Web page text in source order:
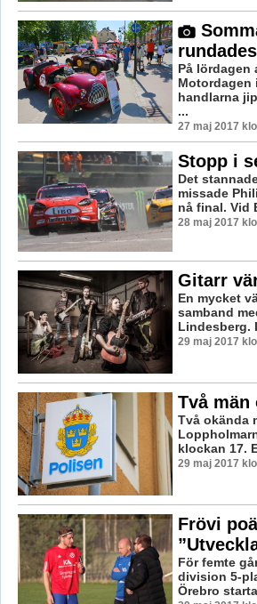
På
Motordagen
handlarna
...
27 maj 2017
Stopp i
Det
missade
nå final. Vid
28 maj 2017
Gitarr
En mycket
samband
Lindesberg.
29 maj 2017
Två
Två okända
klockan 17.
29 maj 2017
Frövi
För femte
division 5-
Örebro